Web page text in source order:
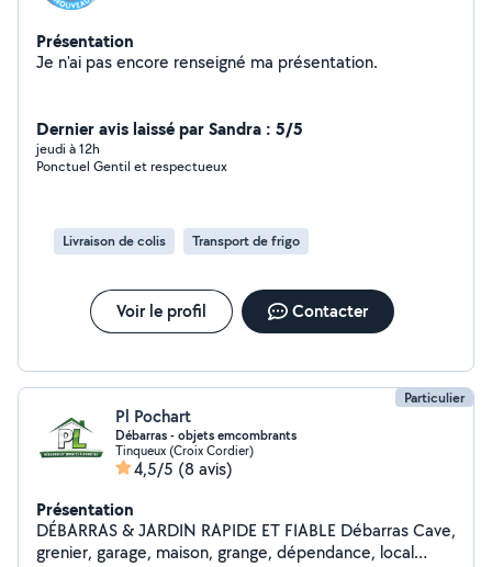
Présentation
Je n'ai pas encore renseigné ma présentation.
Dernier avis laissé par Sandra : 5/5
jeudi à 12h
Ponctuel Gentil et respectueux
Livraison de colis Transport de frigo
Voir le profil Contacter
Particulier
Pl Pochart
Débarras - objets emcombrants
Tinqueux (Croix Cordier)
4,5/5 (8 avis)
Présentation
DÉBARRAS & JARDIN RAPIDE ET FIABLE Débarras Cave,
grenier, garage, maison, grange, dépendance, local